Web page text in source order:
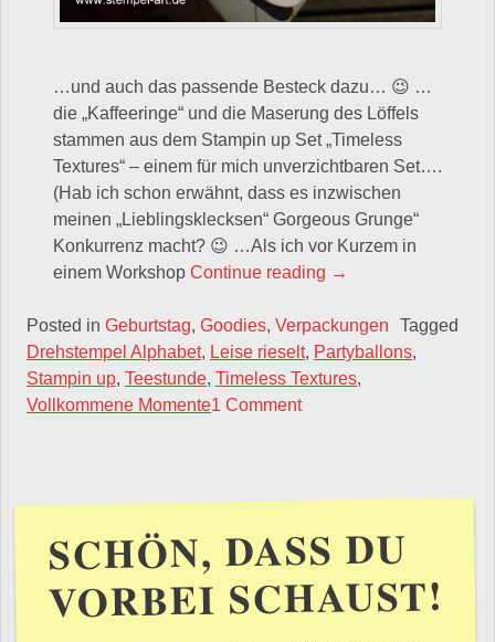
…und auch das passende Besteck dazu… 😉 …
die „Kaffeeringe“ und die Maserung des Löffels
stammen aus dem Stampin up Set „Timeless
Textures“ – einem für mich unverzichtbaren Set….
(Hab ich schon erwähnt, dass es inzwischen
meinen „Lieblingsklecksen“ Gorgeous Grunge“
Konkurrenz macht? 😉 …Als ich vor Kurzem in
einem Workshop Continue reading „Kleine
→
Posted in Geburtstag, Goodies, Verpackungen
Tagged
Drehstempel Alphabet, Leise rieselt, Partyballons,
Stampin up, Teestunde, Timeless Textures,
Vollkommene Momente1 Comment
SCHÖN, DASS DU
VORBEI SCHAUST!